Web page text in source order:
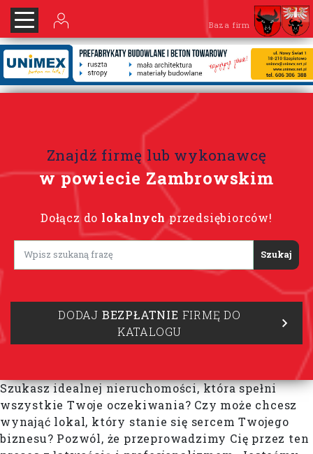
Baza firm
Znajdź firmę lub wykonawcę
w powiecie Zambrowskim
Dołącz do lokalnych przedsiębiorców!
Lorem ipsum
DODAJ BEZPŁATNIE FIRMĘ DO
KATALOGU
Szukasz idealnej nieruchomości, która spełni
wszystkie Twoje oczekiwania? Czy może chcesz
wynająć lokal, który stanie się sercem Twojego
biznesu? Pozwól, że przeprowadzimy Cię przez ten